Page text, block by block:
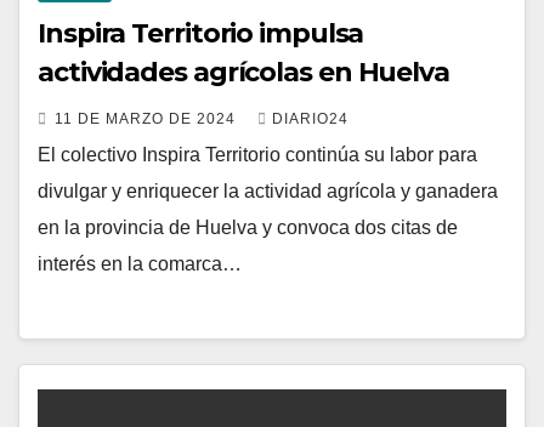
Inspira Territorio impulsa
actividades agrícolas en Huelva
11 DE MARZO DE 2024 DIARIO24
El colectivo Inspira Territorio continúa su labor para
divulgar y enriquecer la actividad agrícola y ganadera
en la provincia de Huelva y convoca dos citas de
interés en la comarca…